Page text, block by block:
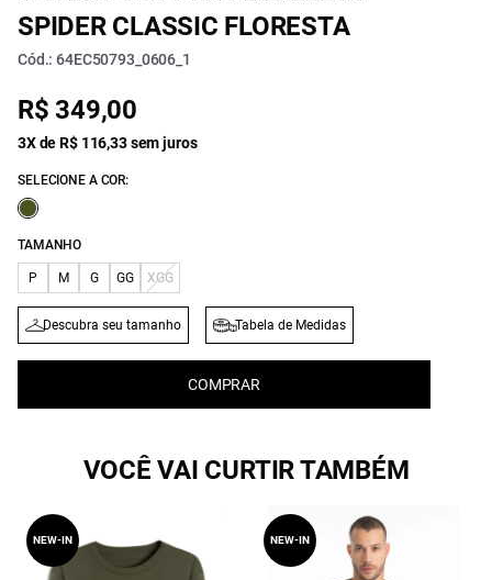
SPIDER CLASSIC FLORESTA
Cód.: 64EC50793_0606_1
R$ 349,00
3X de R$ 116,33 sem juros
SELECIONE A COR:
TAMANHO
P M G GG XGG
Descubra seu tamanho Tabela de Medidas
COMPRAR
VOCÊ VAI CURTIR TAMBÉM
NEW-IN NEW-IN